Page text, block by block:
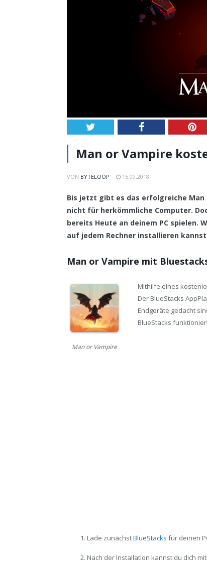
Twitter Facebook
Man or Vampire
VON BYTELOOP 15.09.2018
Bis jetzt gibt es das erfolgreiche Man
nicht für herkömmliche Computer.
bereits Heute an deinem PC spielen.
auf jedem Rechner installieren
Man or Vampire mit
Man or Vampire
Mithilfe eines
Der BlueStacks
Endgeräte gedacht
BlueStacks
Lade zunächstBlueStacks für deinen
Nach der Installation kannst du dich